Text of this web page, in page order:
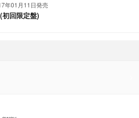
年01月11日発売
回限定盤)